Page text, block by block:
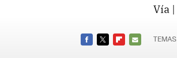
Vía |
TEMAS